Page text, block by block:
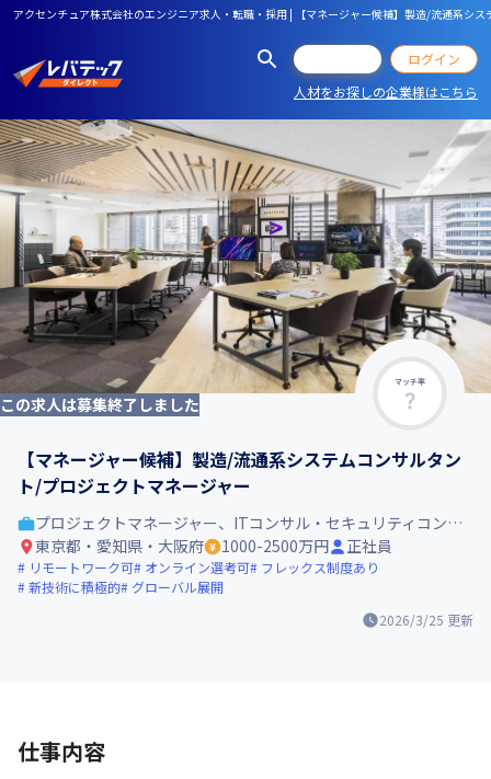
アクセンチュア株式会社のエンジニア求人・転職・採用 | 【マネージャー候補】製造/流通系シ
ログイン
人材をお探しの企業様はこちら
マッチ率
この求人は募集終了しました
【マネージャー候補】製造/流通系システムコンサルタン
ト/プロジェクトマネージャー
2026/3/25 更新
プロジェクトマネージャー、ITコンサル・セキュリティコンサル
東京都・愛知県・大阪府
1000-2500万円 正社員
リモートワーク可 オンライン選考可
フレックス制度あり
新技術に積極的
グローバル展開
仕事内容